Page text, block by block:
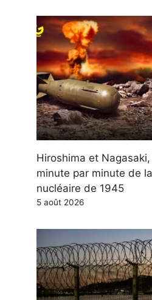
Hiroshima et
minute par minute de
nucléaire de 1945
5 août 2026